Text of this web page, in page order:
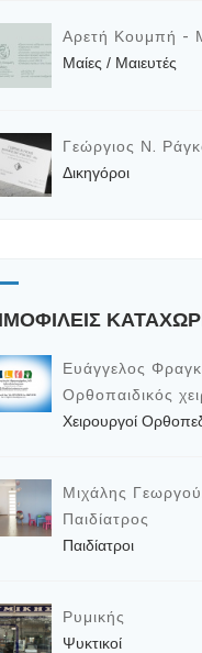
Αρετή Κουμπή -
Μαίες / Μαιευτές
Γεώργιος Ν.
Δικηγόροι
Ευάγγελος
Ορθοπαιδικός
Χειρουργοί
Μιχάλης
Παιδίατρος
Παιδίατροι
Ρυμικής
Ψυκτικοί